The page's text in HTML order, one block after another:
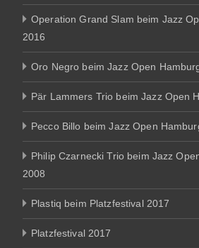
Operation Grand Slam beim Jazz
2016
Oro Negro beim Jazz Open
Pär Lammers Trio beim Jazz Open
Pecco Billo beim Jazz Open
Philip Czarnecki Trio beim Jazz
2008
Plastiq beim Platzfestival 2017
Platzfestival 2017